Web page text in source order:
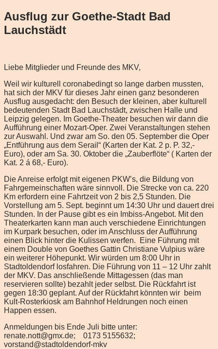
Ausflug zur Goethe-Stadt Bad
Lauchstädt
Liebe Mitglieder und Freunde des MKV,
Weil wir kulturell coronabedingt so lange darben mussten,
hat sich der MKV für dieses Jahr einen ganz besonderen
Ausflug ausgedacht: den Besuch der kleinen, aber kulturell
bedeutenden Stadt Bad Lauchstädt, zwischen Halle und
Leipzig gelegen. Im Goethe-Theater besuchen wir dann die
Aufführung einer Mozart-Oper. Zwei Veranstaltungen stehen
zur Auswahl. Und zwar am So. den 05. September die Oper
„Entführung aus dem Serail“ (Karten der Kat. 2 p. P. 32,-
Euro), oder am Sa. 30. Oktober die „Zauberflöte“ ( Karten der
Kat. 2 á 68,- Euro).
Die Anreise erfolgt mit eigenen PKW’s, die Bildung von
Fahrgemeinschaften wäre sinnvoll. Die Strecke von ca. 220
Km erfordern eine Fahrtzeit von 2 bis 2,5 Stunden. Die
Vorstellung am 5. Sept. beginnt um 14:30 Uhr und dauert drei
Stunden. In der Pause gibt es ein Imbiss-Angebot. Mit den
Theaterkarten kann man auch verschiedene Einrichtungen
im Kurpark besuchen, oder im Anschluss der Aufführung
einen Blick hinter die Kulissen werfen. Eine Führung mit
einem Double von Goethes Gattin Christiane Vulpius wäre
ein weiterer Höhepunkt. Wir würden um 8:00 Uhr in
Stadtoldendorf losfahren. Die Führung von 11 – 12 Uhr zahlt
der MKV. Das anschließende Mittagessen (das man
reservieren sollte) bezahlt jeder selbst. Die Rückfahrt ist
gegen 18:30 geplant. Auf der Rückfahrt könnten wir beim
Kult-Rosterkiosk am Bahnhof Heldrungen noch einen
Happen essen.
Anmeldungen bis Ende Juli bitte unter:
renate.nott@gmx.de; 0173 5155632;
vorstand@stadtoldendorf-mkv